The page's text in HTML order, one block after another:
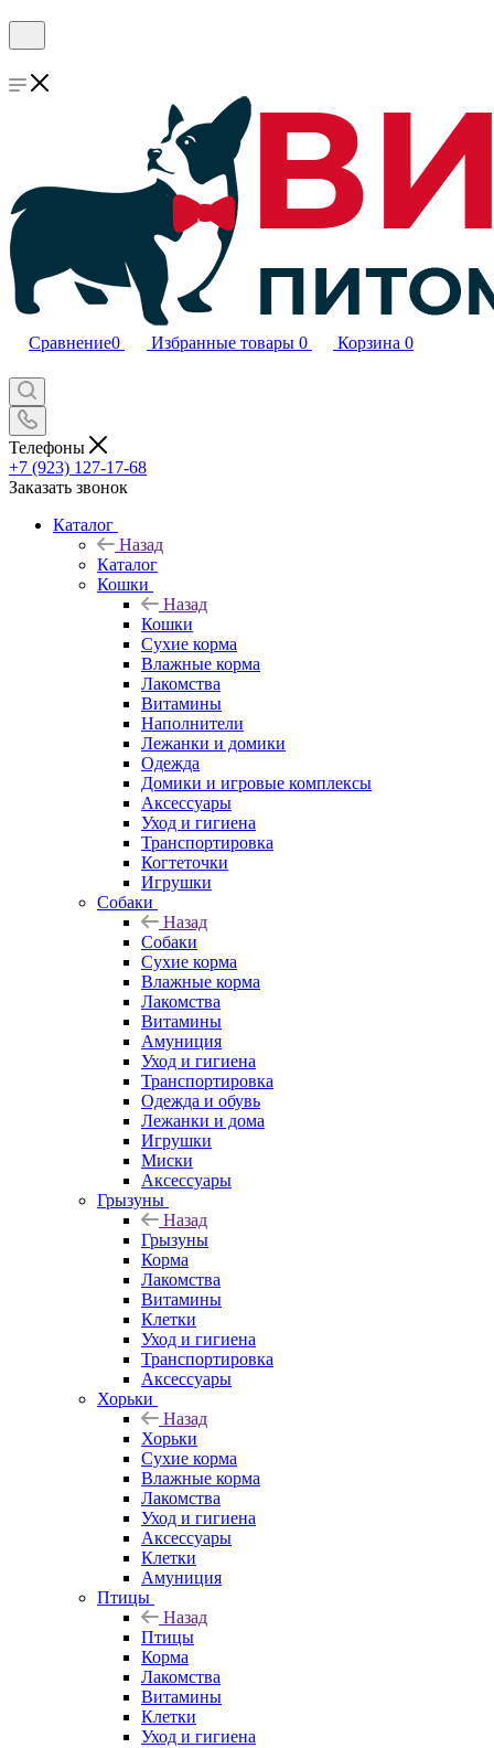
Сравнение0 Избранные товары 0 Корзина 0
Телефоны
+7 (923) 127-17-68
Заказать звонок
Каталог
Назад
Каталог
Кошки
Назад
Кошки
Сухие корма
Влажные корма
Лакомства
Витамины
Наполнители
Лежанки и домики
Одежда
Домики и игровые комплексы
Аксессуары
Уход и гигиена
Транспортировка
Когтеточки
Игрушки
Собаки
Назад
Собаки
Сухие корма
Влажные корма
Лакомства
Витамины
Амуниция
Уход и гигиена
Транспортировка
Одежда и обувь
Лежанки и дома
Игрушки
Миски
Аксессуары
Грызуны
Назад
Грызуны
Корма
Лакомства
Витамины
Клетки
Уход и гигиена
Транспортировка
Аксессуары
Хорьки
Назад
Хорьки
Сухие корма
Влажные корма
Лакомства
Уход и гигиена
Аксессуары
Клетки
Амуниция
Птицы
Назад
Птицы
Корма
Лакомства
Витамины
Клетки
Уход и гигиена